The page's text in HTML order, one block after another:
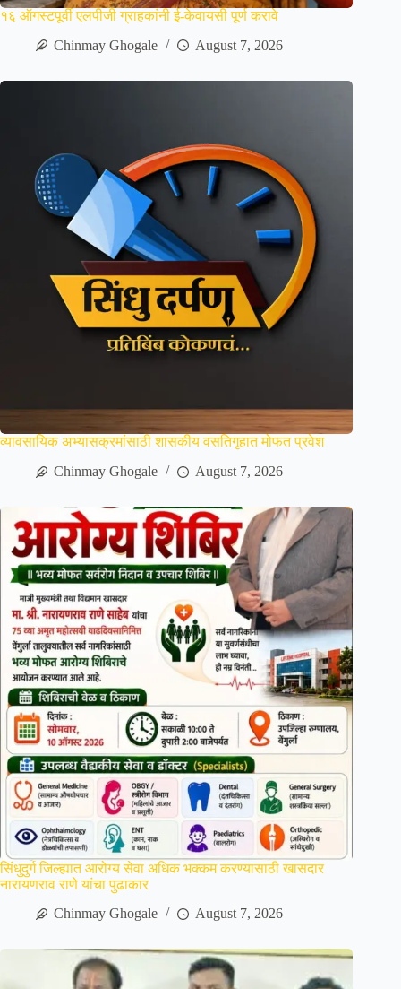
१६ ऑगस्टपूर्वी एलपीजी ग्राहकांनी ई-केवायसी पूर्ण करावे
Chinmay Ghogale
August 7, 2026
व्यावसायिक अभ्यासक्रमांसाठी शासकीय वसतिगृहात मोफत प्रवेश
Chinmay Ghogale
August 7, 2026
सिंधुदुर्ग जिल्ह्यात आरोग्य सेवा अधिक भक्कम करण्यासाठी खासदार
नारायणराव राणे यांचा पुढाकार
Chinmay Ghogale
August 7, 2026